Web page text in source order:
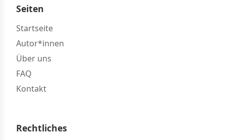
Seiten
Startseite
Autor*innen
Über uns
FAQ
Kontakt
Rechtliches